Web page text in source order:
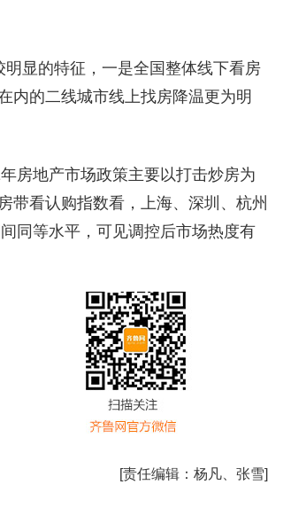
显的特征，一是全国整体线下看房
内的二线城市线上找房降温更为明
房地产市场政策主要以打击炒房为
带看认购指数看，上海、深圳、杭州
同等水平，可见调控后市场热度有
[责任编辑： 杨凡、张雪]